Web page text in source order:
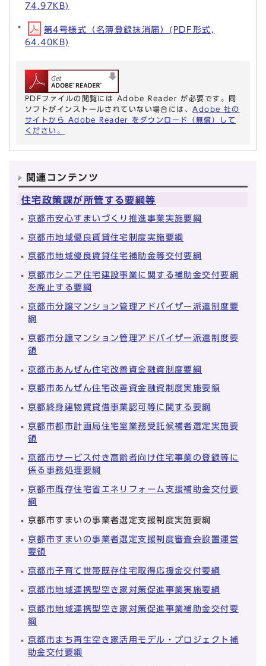
74.97KB)
第4号様式（名簿登録抹消届）(PDF形式,
64.40KB)
PDFファイルの閲覧には Adobe Reader が必要です。同
ソフトがインストールされていない場合には、 Adobe 社の
サイトから Adobe Reader をダウンロード（無償）して
ください。
関連コンテンツ
住宅政策課が所管する要綱等
京都市安心すまいづくり推進事業実施要綱
京都市地域優良賃貸住宅制度実施要綱
京都市地域優良賃貸住宅補助金等交付要綱
京都市シニア住宅建設事業に関する補助金交付要綱
を廃止する要綱
京都市分譲マンション管理アドバイザー派遣制度要
綱
京都市分譲マンション管理アドバイザー派遣制度要
領
京都市あんぜん住宅改善資金融資制度要綱
京都市あんぜん住宅改善資金融資制度実施要領
京都終身建物賃貸借事業認可等に関する要綱
京都市都市計画局住宅室業務受託候補者選定実施要
領
京都市サービス付き高齢者向け住宅事業の登録等に
係る事務処理要綱
京都市既存住宅省エネリフォーム支援補助金交付要
綱
京都市すまいの事業者選定支援制度実施要綱
京都市すまいの事業者選定支援制度審査会設置運営
要領
京都市子育て世帯既存住宅取得応援金交付要綱
京都市地域連携型空き家対策促進事業実施要綱
京都市地域連携型空き家対策促進事業補助金交付要
綱
京都市まち再生空き家活用モデル・プロジェクト補
助金交付要綱